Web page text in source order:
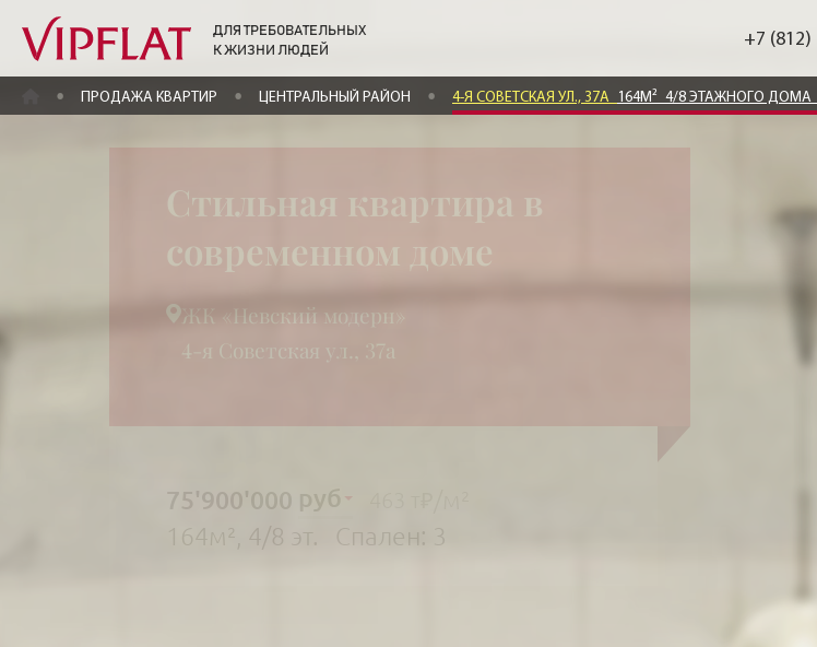
ДЛЯ ТРЕБОВАТЕЛЬНЫХ
К ЖИЗНИ ЛЮДЕЙ
+7 (812)
ГЛАВНАЯПРОДАЖА КВАРТИР ЦЕНТРАЛЬНЫЙ РАЙОН 4-Я СОВЕТСКАЯ УЛ., 37А 164М² 4/8 ЭТАЖНОГО ДОМА
Стильная квартира в
современном доме
ЖК «Невский модерн»
4-я Советская ул., 37а
75'900'000